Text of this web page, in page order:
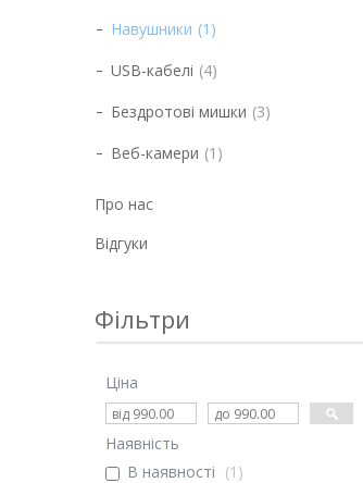
Навушники 1
USB-кабелі 4
Бездротові мишки 3
Веб-камери 1
Про нас
Відгуки
Фільтри
Ціна
Наявність
В наявності
1